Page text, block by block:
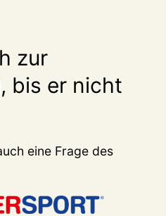
zur
bis er nicht
eine Frage des